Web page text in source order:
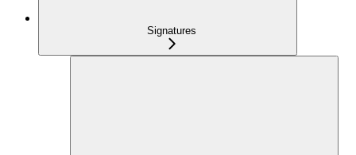
Signatures